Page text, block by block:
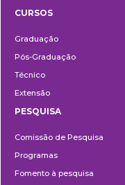
CURSOS
Graduação
Pós-Graduação
Técnico
Extensão
PESQUISA
Comissão de Pesquisa
Programas
Fomento à pesquisa